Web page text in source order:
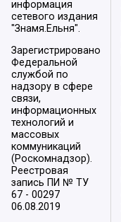
информация
сетевого издания
"Знамя.Ельня".
Зарегистрировано
Федеральной
службой по
надзору в сфере
связи,
информационных
технологий и
массовых
коммуникаций
(Роскомнадзор).
Реестровая
запись ПИ № ТУ
67 - 00297
06.08.2019